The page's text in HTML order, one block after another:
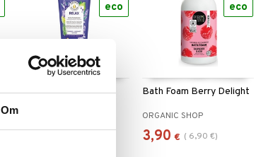
Om
Weleda Aroma Shower
WELEDA
10,49
eco
Bath Foam Berry Delight
ORGANIC SHOP
3,90 € ( 6,90 €)
eco